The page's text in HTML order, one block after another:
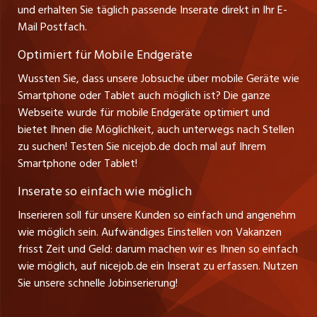
Management / Kader-Jobs
zentraljob.ch
myjob.ch
schaffu.ch (VS)
ajourjob.ch
tagblatt.ch
FM1Today
Thomas Reiner
Ansprechpartner
und erhalten Sie täglich passende Inserate direkt in Ihr E-
Mail Postfach.
Optimiert für Mobile Endgeräte
Wussten Sie, dass unsere Jobsuche über mobile Geräte wie
Smartphone oder Tablet auch möglich ist? Die ganze
Webseite wurde für mobile Endgeräte optimiert und
bietet Ihnen die Möglichkeit, auch unterwegs nach Stellen
zu suchen! Testen Sie nicejob.de doch mal auf Ihrem
Smartphone oder Tablet!
Inserate so einfach wie möglich
Inserieren soll für unsere Kunden so einfach und angenehm
wie möglich sein. Aufwändiges Einstellen von Vakanzen
frisst Zeit und Geld: darum machen wir es Ihnen so einfach
wie möglich, auf nicejob.de ein Inserat zu erfassen. Nutzen
Sie unsere schnelle Jobinserierung!